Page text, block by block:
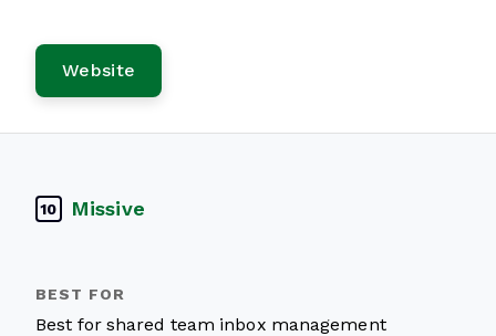
Website
10 Missive
Best for shared team inbox management